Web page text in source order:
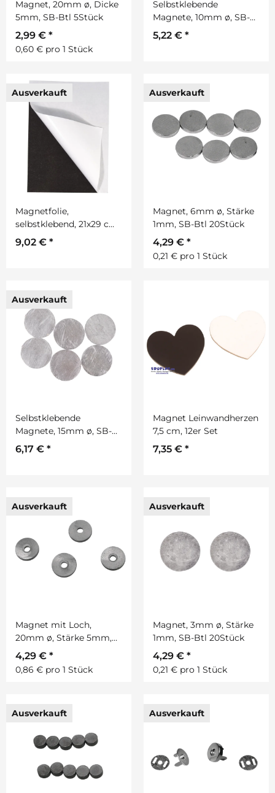
Magnet, 20mm ø, Dicke
5mm, SB-Btl 5Stück
2,99 € *
0,60 € pro 1 Stück
Selbstklebende
Magnete, 10mm ø, SB-
Btl. 10Stück
5,22 € *
Ausverkauft
Magnetfolie,
selbstklebend, 21x29 cm,
2 mm stark
9,02 € *
Ausverkauft
Magnet, 6mm ø, Stärke
1mm, SB-Btl 20Stück
4,29 € *
0,21 € pro 1 Stück
Ausverkauft
Selbstklebende
Magnete, 15mm ø, SB-
Btl. 6Stück
6,17 € *
Magnet Leinwandherzen
7,5 cm, 12er Set
7,35 € *
Ausverkauft
Magnet mit Loch,
20mm ø, Stärke 5mm,
SB-Btl 5Stück
4,29 € *
0,86 € pro 1 Stück
Ausverkauft
Magnet, 3mm ø, Stärke
1mm, SB-Btl 20Stück
4,29 € *
0,21 € pro 1 Stück
Ausverkauft Ausverkauft